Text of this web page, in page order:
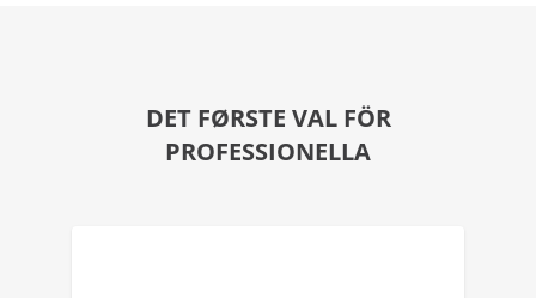
DET FØRSTE VAL FÖR
PROFESSIONELLA